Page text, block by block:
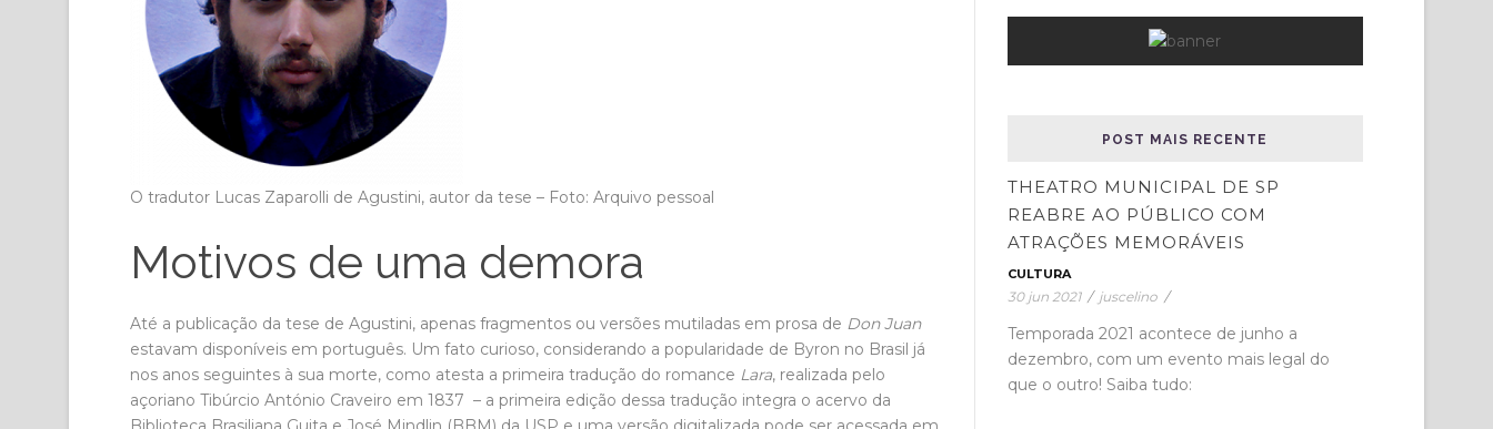
O tradutor Lucas Zaparolli de Agustini, autor da tese – Foto: Arquivo pessoal
Motivos de uma demora
Até a publicação da tese de Agustini, apenas fragmentos ou versões mutiladas em prosa de Don Juan
estavam disponíveis em português. Um fato curioso, considerando a popularidade de Byron no Brasil já
nos anos seguintes à sua morte, como atesta a primeira tradução do romance Lara, realizada pelo
açoriano Tibúrcio António Craveiro em 1837 – a primeira edição dessa tradução integra o acervo da
POST MAIS RECENTE
THEATRO MUNICIPAL DE SP
REABRE AO PÚBLICO COM
ATRAÇÕES MEMORÁVEIS
CULTURA
30 jun 2021 / juscelino /
Temporada 2021 acontece de junho a
dezembro, com um evento mais legal do
que o outro! Saiba tudo: